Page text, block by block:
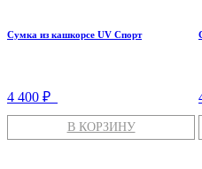
Сумка из кашкорсе UV Спорт
4 400 ₽
В КОРЗИНУ